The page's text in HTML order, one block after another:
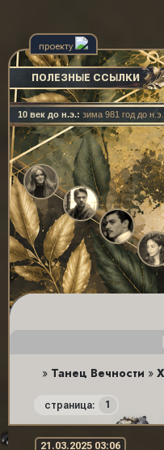
ПОЛЕЗНЫЕ ССЫЛКИ
10 век до н.э.: зима 981 год до н.э.
проекту
» Танец Вечности »
страница: 1
21.03.2025 03:06